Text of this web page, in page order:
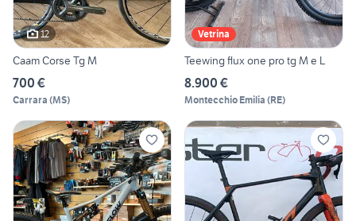
12
Caam Corse Tg M
700 €
Carrara (MS)
Vetrina
Teewing flux one pro tg M e L
8.900 €
Montecchio Emilia (RE)